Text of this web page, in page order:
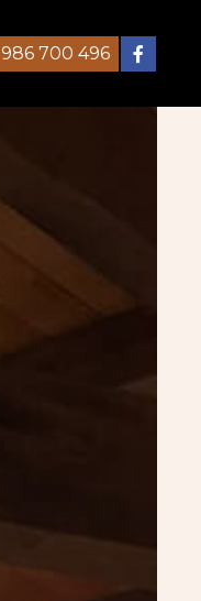
986 700 496